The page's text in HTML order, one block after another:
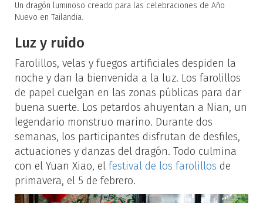
Un dragón luminoso creado para las celebraciones de Año
Nuevo en Tailandia.
Luz y ruido
Farolillos, velas y fuegos artificiales despiden la
noche y dan la bienvenida a la luz. Los farolillos
de papel cuelgan en las zonas públicas para dar
buena suerte. Los petardos ahuyentan a Nian, un
legendario monstruo marino. Durante dos
semanas, los participantes disfrutan de desfiles,
actuaciones y danzas del dragón. Todo culmina
con el Yuan Xiao, el festival de los farolillos de
primavera, el 5 de febrero.